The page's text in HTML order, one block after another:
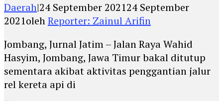
Daerah|24 September 202124 September
2021olehReporter: Zainul Arifin
Jombang, Jurnal Jatim – Jalan Raya Wahid
Hasyim, Jombang, Jawa Timur bakal ditutup
sementara akibat aktivitas penggantian jalur
rel kereta api di